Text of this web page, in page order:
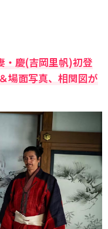
・慶(吉岡里帆)初登
場面写真、相関図が